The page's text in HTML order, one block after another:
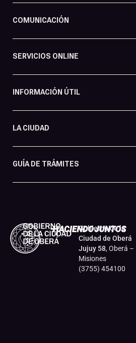
COMUNICACIÓN
SERVICIOS ONLINE
INFORMACIÓN ÚTIL
LA CIUDAD
GUÍA DE TRÁMITES
Gobierno de la
Ciudad de Oberá
Jujuy 58, Oberá –
Misiones
(3755) 454100